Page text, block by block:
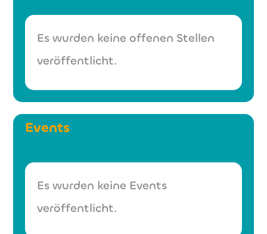
Es wurden keine offenen Stellen
veröffentlicht.
Events
Es wurden keine Events
veröffentlicht.